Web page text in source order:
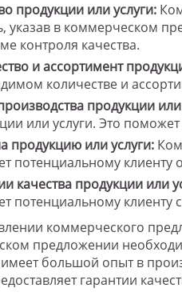
продукции или услуги:
указав в коммерческом
контроля качества.
и ассортимент
количестве и
продукции или
или услуги. Это
продукцию или услуги:
потенциальному клиенту
качества продукции или
потенциальному клиенту
коммерческого
предложении
большой опыт в
гарантии